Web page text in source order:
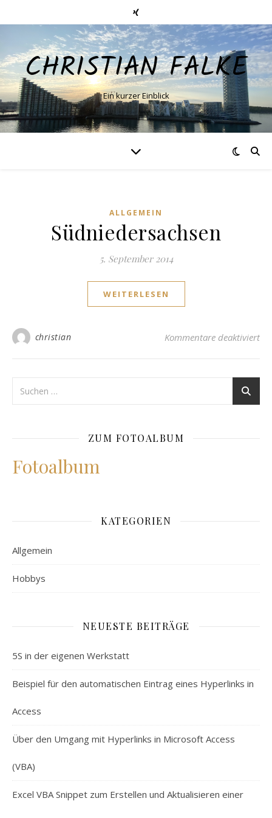
CHRISTIAN FALKE
Ein kurzer Einblick
ALLGEMEIN
Südniedersachsen
5. September 2014
WEITERLESEN
christian Kommentare deaktiviertfür
ZUM FOTOALBUM
Fotoalbum
KATEGORIEN
Allgemein
Hobbys
NEUESTE BEITRÄGE
5S in der eigenen Werkstatt
Beispiel für den automatischen Eintrag eines Hyperlinks in
Access
Über den Umgang mit Hyperlinks in Microsoft Access
(VBA)
Excel VBA Snippet zum Erstellen und Aktualisieren einer